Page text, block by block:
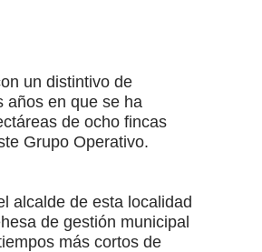
un distintivo de
años en que se ha
de ocho fincas
Grupo Operativo.
alcalde de esta localidad
de gestión municipal
más cortos de